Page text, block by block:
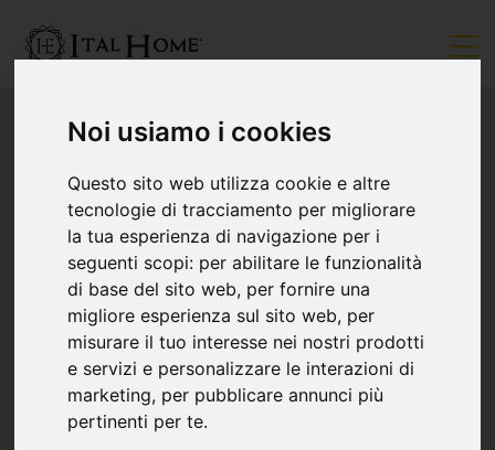
Noi usiamo i cookies
Questo sito web utilizza cookie e altre
tecnologie di tracciamento per migliorare
la tua esperienza di navigazione per i
seguenti scopi: per abilitare le funzionalità
di base del sito web, per fornire una
migliore esperienza sul sito web, per
misurare il tuo interesse nei nostri prodotti
e servizi e personalizzare le interazioni di
marketing, per pubblicare annunci più
pertinenti per te.